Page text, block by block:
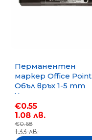
Перманентен
маркер Office Point
Объл връх 1-5 mm
Черен
€0.55
1.08 лв.
€0.68
1.33 лв.